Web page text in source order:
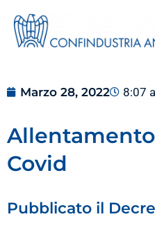
Marzo 28, 2022 8:07
Covid
Pubblicato il